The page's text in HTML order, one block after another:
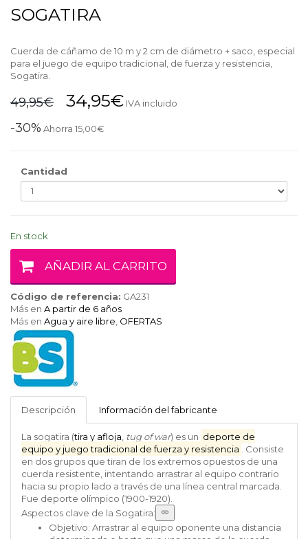
SOGATIRA
Cuerda de cáñamo de 10 m y 2 cm de diámetro + saco, especial
para el juego de equipo tradicional, de fuerza y resistencia,
Sogatira.
49,95€ 34,95€ IVA incluido
-30% Ahorra 15,00€
Cantidad
En stock
AÑADIR AL CARRITO
Código de referencia: GA231
Más en A partir de 6 años
Más en Agua y aire libre OFERTAS
BS
ToysDescripción Información del fabricante
La sogatira (tira y afloja tug of war) es un deporte de
equipo y juego tradicional de fuerza y resistencia
. Consiste
en dos grupos que tiran de los extremos opuestos de una
cuerda resistente, intentando arrastrar al equipo contrario
hacia su propio lado a través de una línea central marcada.
Fue deporte olímpico (1900-1920).
Aspectos clave de la Sogatira:
Objetivo: Arrastrar al equipo oponente una distancia